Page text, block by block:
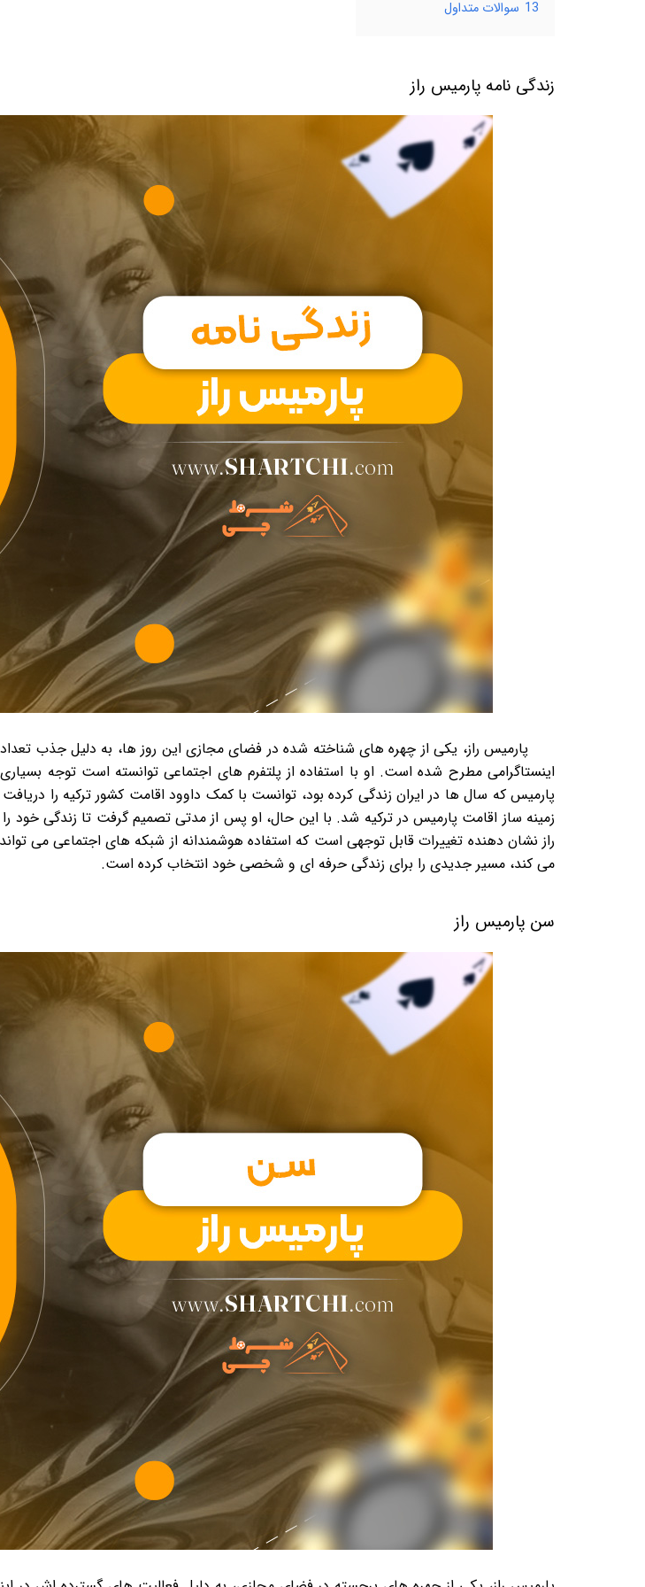
13 سوالات متداول
زندگی نامه پارمیس راز
پارمیس راز، یکی از چهره های شناخته شده در فضای مجازی این روز ها، به دلیل جذب
اینستاگرامی مطرح شده است. او با استفاده از پلتفرم های اجتماعی توانسته است توجه
پارمیس که سال ها در ایران زندگی کرده بود، توانست با کمک داوود اقامت کشور ترکیه را
زمینه ساز اقامت پارمیس در ترکیه شد. با این حال، او پس از مدتی تصمیم گرفت تا زندگی
راز نشان دهنده تغییرات قابل توجهی است که استفاده هوشمندانه از شبکه های اجتماعی می
می کند، مسیر جدیدی را برای زندگی حرفه ای و شخصی خود انتخاب کرده است.
سن پارمیس راز